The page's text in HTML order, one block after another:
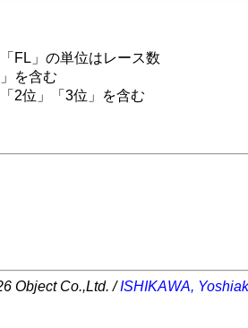
FL」の単位はレース数
を含む
2位」「3位」を含む
Object Co.,Ltd. /ISHIKAWA,